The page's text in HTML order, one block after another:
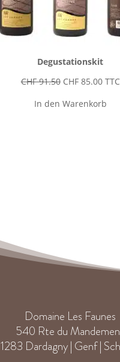
Degustationskit
CHF91.50 Ursprünglicher
war:
CHF85.00
ist:
TTC
In den Warenkorb
Domaine Les Faunes
540 Rte du
1283 Dardagny | Genf |